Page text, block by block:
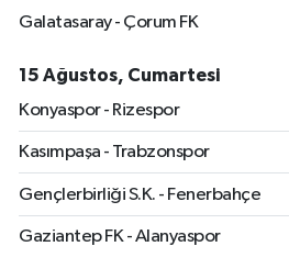
Galatasaray - Çorum FK
15 Ağustos, Cumartesi
Konyaspor - Rizespor
Kasımpaşa - Trabzonspor
Gençlerbirliği S.K. - Fenerbahçe
Gaziantep FK - Alanyaspor